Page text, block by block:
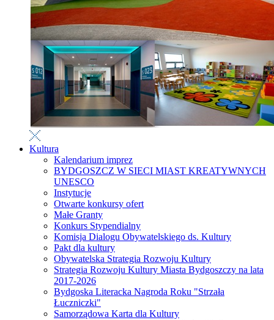
Kultura
Kalendarium imprez
BYDGOSZCZ W SIECI MIAST KREATYWNYCH
UNESCO
Instytucje
Otwarte konkursy ofert
Małe Granty
Konkurs Stypendialny
Komisja Dialogu Obywatelskiego ds. Kultury
Pakt dla kultury
Obywatelska Strategia Rozwoju Kultury
Strategia Rozwoju Kultury Miasta Bydgoszczy na lata
2017-2026
Bydgoska Literacka Nagroda Roku "Strzała
Łuczniczki"
Samorządowa Karta dla Kultury